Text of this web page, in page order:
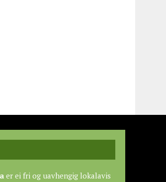
er ei fri og uavhengig lokalavis